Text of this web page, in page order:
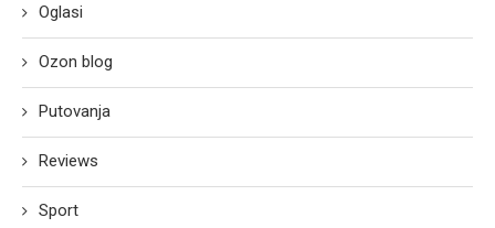
Oglasi
Ozon blog
Putovanja
Reviews
Sport